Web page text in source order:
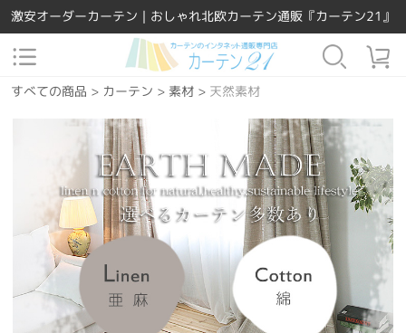
激安オーダーカーテン｜おしゃれ北欧カーテン通販『カーテン21』
すべての商品 > カーテン > 素材> 天然素材